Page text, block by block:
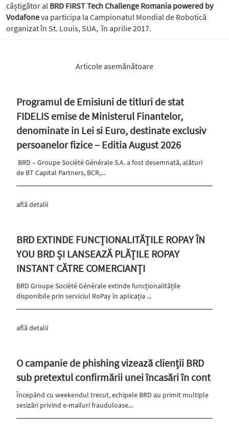
câștigător al BRD FIRST Tech Challenge Romania powered by
Vodafoneva participa la Campionatul Mondial de Robotică
organizat în St. Louis, SUA, în aprilie 2017.
Articole asemănătoare
Programul de Emisiuni de titluri de stat
FIDELIS emise de Ministerul Finantelor,
denominate in Lei si Euro, destinate exclusiv
persoanelor fizice – Editia August 2026
BRD – Groupe Société Générale S.A. a fost desemnată, alături
de BT Capital Partners, BCR,...
află detalii
BRD EXTINDE FUNCȚIONALITĂȚILE ROPAY ÎN
YOU BRD ȘI LANSEAZĂ PLĂȚILE ROPAY
INSTANT CĂTRE COMERCIANȚI
BRD Groupe Société Générale extinde funcționalitățile
disponibile prin serviciul RoPay în aplicația ...
află detalii
O campanie de phishing vizează clienții BRD
sub pretextul confirmării unei încasări în cont
Începând cu weekendul trecut, echipele BRD au primit multiple
sesizări privind e-mailuri frauduloase...